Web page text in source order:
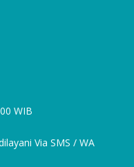
WIB
Via SMS / WA